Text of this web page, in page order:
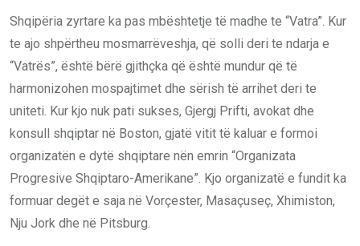
Shqipëria zyrtare ka pas mbështetje të madhe te “Vatra”. Kur
te ajo shpërtheu mosmarrëveshja, që solli deri te ndarja e
“Vatrës”, është bërë gjithçka që është mundur që të
harmonizohen mospajtimet dhe sërish të arrihet deri te
uniteti. Kur kjo nuk pati sukses, Gjergj Prifti, avokat dhe
konsull shqiptar në Boston, gjatë vitit të kaluar e formoi
organizatën e dytë shqiptare nën emrin “Organizata
Progresive Shqiptaro-Amerikane”. Kjo organizatë e fundit ka
formuar degët e saja në Vorçester, Masaçuseç, Xhimiston,
Nju Jork dhe në Pitsburg.